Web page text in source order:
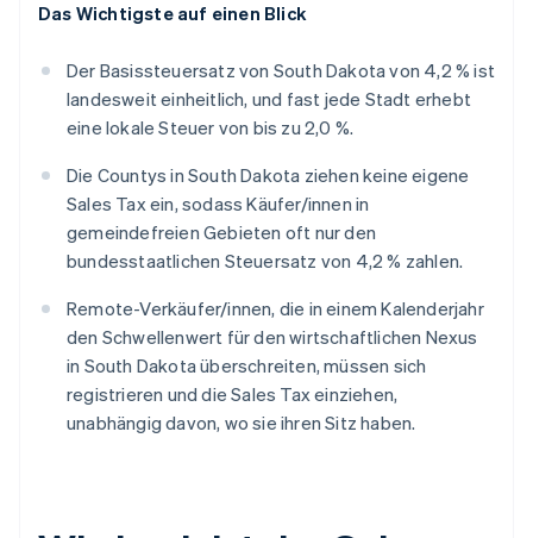
Das Wichtigste auf einen Blick
Der Basissteuersatz von South Dakota von 4,2 % ist
landesweit einheitlich, und fast jede Stadt erhebt
eine lokale Steuer von bis zu 2,0 %.
Die Countys in South Dakota ziehen keine eigene
Sales Tax ein, sodass Käufer/innen in
gemeindefreien Gebieten oft nur den
bundesstaatlichen Steuersatz von 4,2 % zahlen.
Remote-Verkäufer/innen, die in einem Kalenderjahr
den Schwellenwert für den wirtschaftlichen Nexus
in South Dakota überschreiten, müssen sich
registrieren und die Sales Tax einziehen,
unabhängig davon, wo sie ihren Sitz haben.